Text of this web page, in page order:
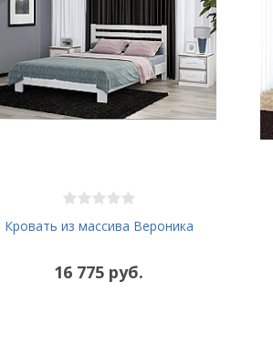
Кровать из массива Вероника
16 775 руб.